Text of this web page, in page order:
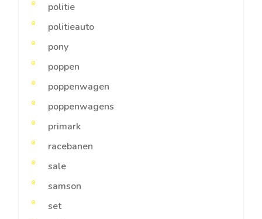
politie
politieauto
pony
poppen
poppenwagen
poppenwagens
primark
racebanen
sale
samson
set